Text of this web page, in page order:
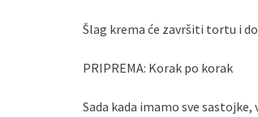
Šlag krema će završiti tortu i
PRIPREMA: Korak po korak
Sada kada imamo sve